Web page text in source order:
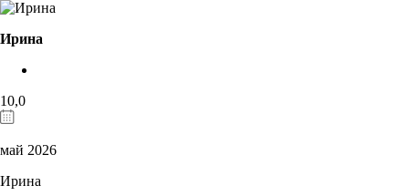
Ирина
10,0
май 2026
Ирина